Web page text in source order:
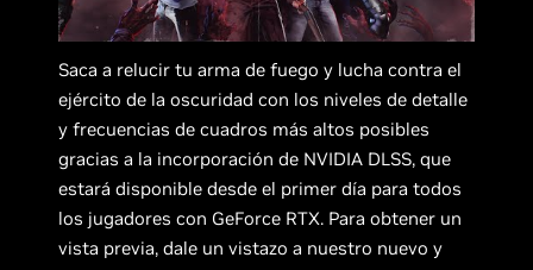
Saca a relucir tu arma de fuego y lucha contra el
ejército de la oscuridad con los niveles de detalle
y frecuencias de cuadros más altos posibles
gracias a la incorporación de NVIDIA DLSS, que
estará disponible desde el primer día para todos
los jugadores con GeForce RTX. Para obtener un
vista previa, dale un vistazo a nuestro nuevo y